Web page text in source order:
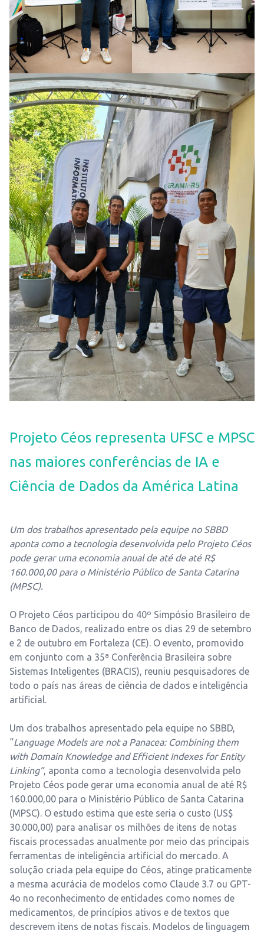
Projeto Céos representa UFSC e MPSC
nas maiores conferências de IA e
Ciência de Dados da América Latina
Um dos trabalhos apresentado pela equipe no SBBD
aponta como a tecnologia desenvolvida pelo Projeto Céos
pode gerar uma economia anual de até de até R$
160.000,00 para o Ministério Público de Santa Catarina
(MPSC).
O Projeto Céos participou do 40º Simpósio Brasileiro de
Banco de Dados, realizado entre os dias 29 de setembro
e 2 de outubro em Fortaleza (CE). O evento, promovido
em conjunto com a 35ª Conferência Brasileira sobre
Sistemas Inteligentes (BRACIS), reuniu pesquisadores de
todo o país nas áreas de ciência de dados e inteligência
artificial.
Um dos trabalhos apresentado pela equipe no SBBD,
“Language Models are not a Panacea: Combining them
with Domain Knowledge and Efficient Indexes for Entity
Linking”, aponta como a tecnologia desenvolvida pelo
Projeto Céos pode gerar uma economia anual de até R$
160.000,00 para o Ministério Público de Santa Catarina
(MPSC). O estudo estima que este seria o custo (US$
30.000,00) para analisar os milhões de itens de notas
fiscais processadas anualmente por meio das principais
ferramentas de inteligência artificial do mercado. A
solução criada pela equipe do Céos, atinge praticamente
a mesma acurácia de modelos como Claude 3.7 ou GPT-
4o no reconhecimento de entidades como nomes de
medicamentos, de princípios ativos e de textos que
descrevem itens de notas fiscais. Modelos de linguagem